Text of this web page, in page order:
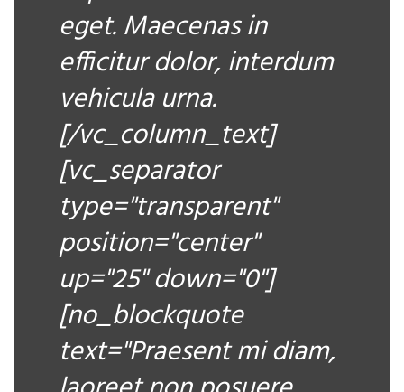
eget. Maecenas in
efficitur dolor, interdum
vehicula urna.
[/vc_column_text]
[vc_separator
type="transparent"
position="center"
up="25" down="0"]
[no_blockquote
text="Praesent mi diam,